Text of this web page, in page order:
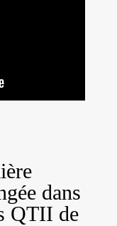
dans
QTII de